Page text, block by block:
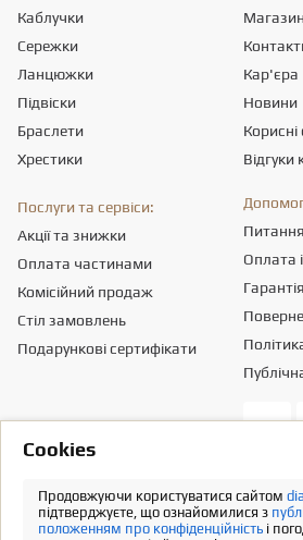
Каблучки
Сережки
Ланцюжки
Підвіски
Браслети
Хрестики
Кар'єра
Новини
Корисні
Відгуки
Послуги та сервіси:
Акції та знижки
Оплата частинами
Комісійний продаж
Стіл замовлень
Подарункові сертифікати
Питання
Оплата
Гарантія
Місцезнаходження - 03151, м. Київ, вул.
ідентифікаційний код згідно ЄДР – 43665334.
Інформація про вартість доставки міститься у
Сookies
Продовжуючи користуватися сайтом
підтверджуєте, що ознайомилися з
положенням про конфіденційність і